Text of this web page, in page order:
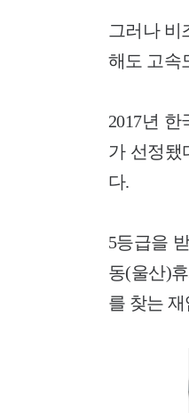
그러나 비
해도 고속
2017년
가 선정됐
다.
5등급을
동(울산)
를 찾는